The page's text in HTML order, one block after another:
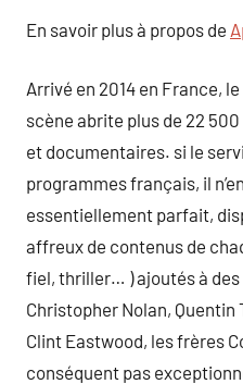
En savoir plus à propos de
Arrivé en 2014 en France,
scène abrite plus de 22
et documentaires. si le
programmes français, il
essentiellement parfait,
affreux de contenus de
fiel, thriller… ) ajoutés à
Christopher Nolan,
Clint Eastwood, les frères
conséquent pas